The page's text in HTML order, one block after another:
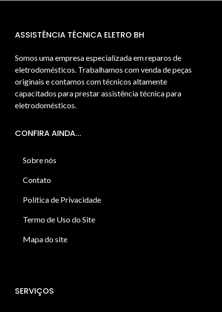
ASSISTÊNCIA TÉCNICA ELETRO BH
Somos uma empresa especializada em reparos de
eletrodomésticos. Trabalhamos com venda de peças
originais e contamos com técnicos altamente
capacitados para prestar assistência técnica para
eletrodomésticos.
CONFIRA AINDA...
Sobre nós
Contato
Política de Privacidade
Termo de Uso do Site
Mapa do site
SERVIÇOS